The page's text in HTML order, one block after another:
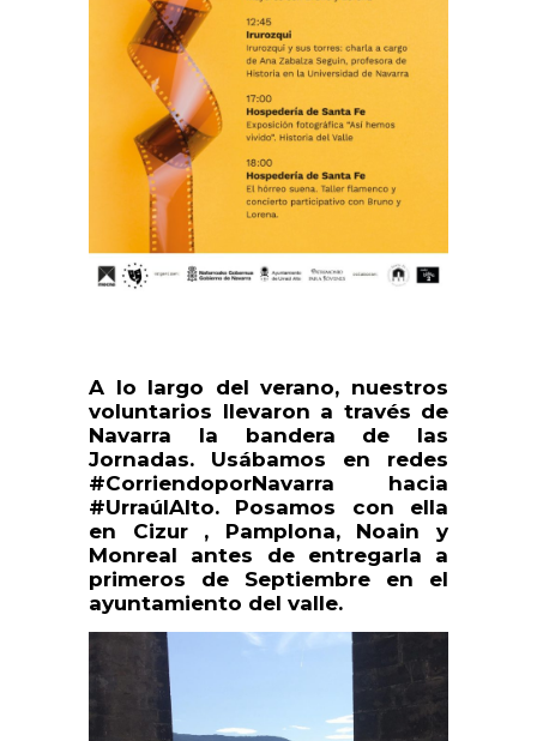
A lo largo del verano, nuestros
voluntarios llevaron a través de
Navarra la bandera de las
Jornadas. Usábamos en redes
#CorriendoporNavarra hacia
#UrraúlAlto. Posamos con ella
en Cizur , Pamplona, Noain y
Monreal antes de entregarla a
primeros de Septiembre en el
ayuntamiento del valle.